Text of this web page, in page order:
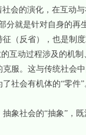
会的演化，在互动
分就是针对自身的
（反省），也是制
动过程涉及的机制
服。这与传统社会
社会有机体的“零
社会的“抽象”，既